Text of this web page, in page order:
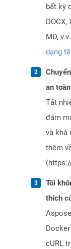
bất kỳ
DOCX,
MD,
dạng
an
Tất
đám
và khả
thêm
Tôi
thích
cURL